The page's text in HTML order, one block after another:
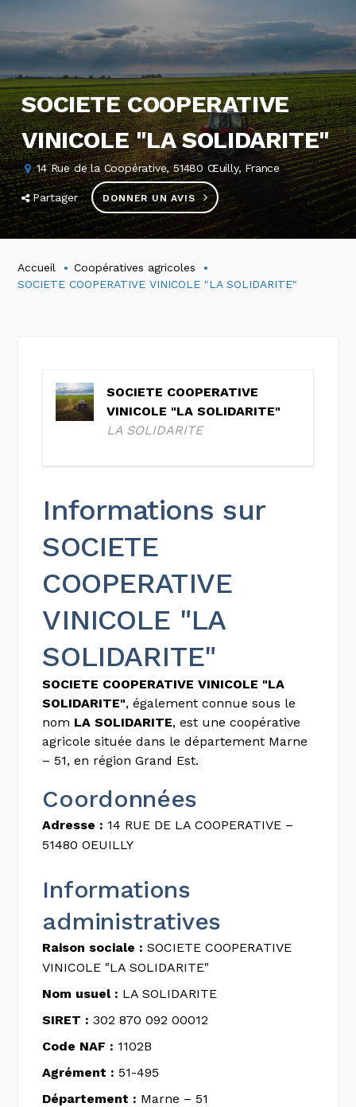
SOCIETE COOPERATIVE
VINICOLE "LA SOLIDARITE"
14 Rue de la Coopérative, 51480 Œuilly, France
Partager DONNER UN AVIS
Accueil
Coopératives agricoles
SOCIETE COOPERATIVE VINICOLE "LA SOLIDARITE"
SOCIETE COOPERATIVE
VINICOLE "LA SOLIDARITE"
LA SOLIDARITE
Informations sur
SOCIETE
COOPERATIVE
VINICOLE "LA
SOLIDARITE"
SOCIETE COOPERATIVE VINICOLE "LA
SOLIDARITE", également connue sous le
nom LA SOLIDARITE, est une coopérative
agricole située dans le département Marne
– 51, en région Grand Est.
Coordonnées
Adresse : 14 RUE DE LA COOPERATIVE –
51480 OEUILLY
Informations
administratives
Raison sociale : SOCIETE COOPERATIVE
VINICOLE "LA SOLIDARITE"
Nom usuel : LA SOLIDARITE
SIRET : 302 870 092 00012
Code NAF : 1102B
Agrément : 51-495
Département : Marne – 51